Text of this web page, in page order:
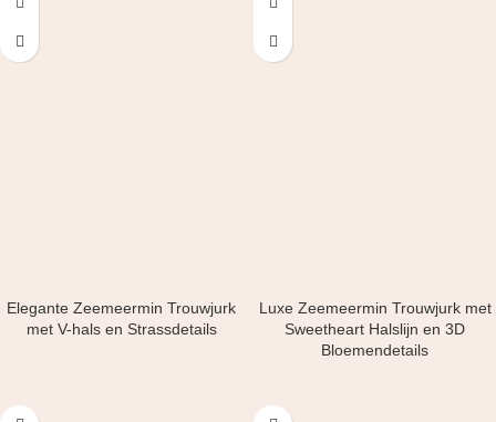
Elegante Zeemeermin Trouwjurk
met V-hals en Strassdetails
Luxe Zeemeermin Trouwjurk met
Sweetheart Halslijn en 3D
Bloemendetails